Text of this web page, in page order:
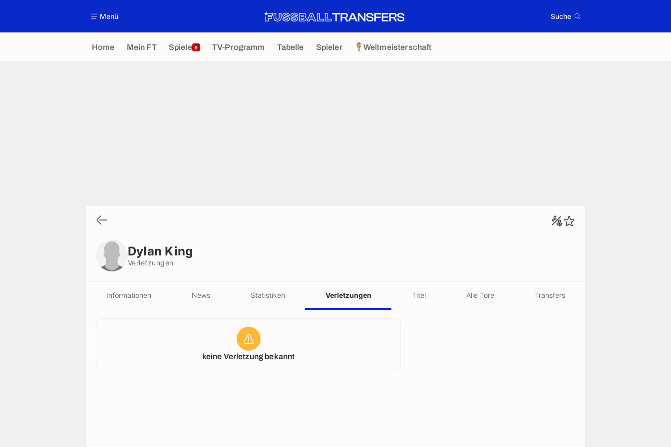
Menü Suche
Home Mein FT Spiele 9 TV-Programm Tabelle Spieler Weltmeisterschaft
Dylan King
Verletzungen
Informationen News Statistiken Verletzungen Titel Alle Tore Transfers
keine Verletzung bekannt